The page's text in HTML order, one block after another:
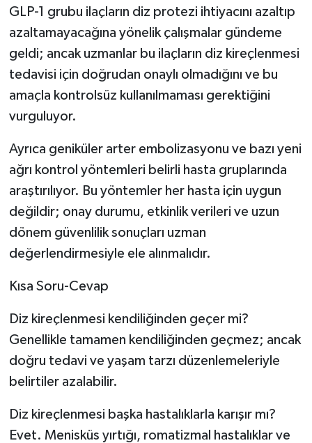
GLP-1 grubu ilaçların diz protezi ihtiyacını azaltıp
azaltamayacağına yönelik çalışmalar gündeme
geldi; ancak uzmanlar bu ilaçların diz kireçlenmesi
tedavisi için doğrudan onaylı olmadığını ve bu
amaçla kontrolsüz kullanılmaması gerektiğini
vurguluyor.
Ayrıca geniküler arter embolizasyonu ve bazı yeni
ağrı kontrol yöntemleri belirli hasta gruplarında
araştırılıyor. Bu yöntemler her hasta için uygun
değildir; onay durumu, etkinlik verileri ve uzun
dönem güvenlilik sonuçları uzman
değerlendirmesiyle ele alınmalıdır.
Kısa Soru-Cevap
Diz kireçlenmesi kendiliğinden geçer mi?
Genellikle tamamen kendiliğinden geçmez; ancak
doğru tedavi ve yaşam tarzı düzenlemeleriyle
belirtiler azalabilir.
Diz kireçlenmesi başka hastalıklarla karışır mı?
Evet. Menisküs yırtığı, romatizmal hastalıklar ve